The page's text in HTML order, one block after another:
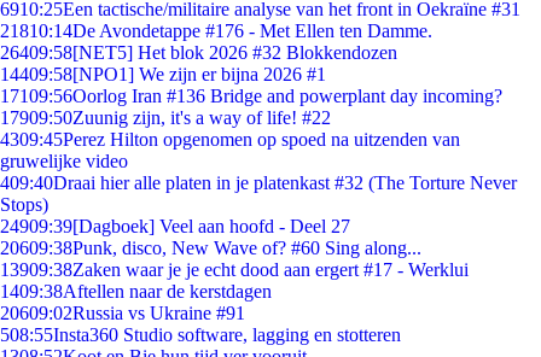
6910:25Een tactische/militaire analyse van het front in Oekraïne #31
21810:14De Avondetappe #176 - Met Ellen ten Damme.
26409:58[NET5] Het blok 2026 #32 Blokkendozen
14409:58[NPO1] We zijn er bijna 2026 #1
17109:56Oorlog Iran #136 Bridge and powerplant day incoming?
17909:50Zuunig zijn, it's a way of life! #22
4309:45Perez Hilton opgenomen op spoed na uitzenden van
gruwelijke video
409:40Draai hier alle platen in je platenkast #32 (The Torture Never
Stops)
24909:39[Dagboek] Veel aan hoofd - Deel 27
20609:38Punk, disco, New Wave of? #60 Sing along...
13909:38Zaken waar je je echt dood aan ergert #17 - Werklui
1409:38Aftellen naar de kerstdagen
20609:02Russia vs Ukraine #91
508:55Insta360 Studio software, lagging en stotteren